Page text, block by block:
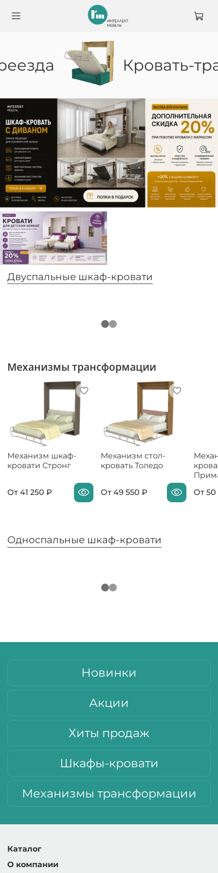
Кровать-
Двуспальные шкаф-кровати
Механизмы трансформации
Механизм шкаф-
кровати Стронг
От 41 250 ₽
Механизм стол-
кровать Толедо
От 49 550 ₽
От 50
Односпальные шкаф-кровати
Новинки
Акции
Хиты продаж
Шкафы-кровати
Механизмы трансформации
Каталог
О компании